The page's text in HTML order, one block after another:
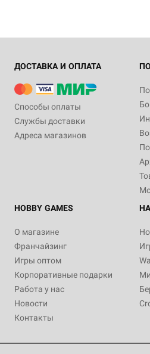
ДОСТАВКА И ОПЛАТА
Способы оплаты
Службы доставки
Адреса магазинов
HOBBY GAMES
О магазине
Франчайзинг
Игры оптом
Корпоративные подарки
Работа у нас
Новости
Контакты